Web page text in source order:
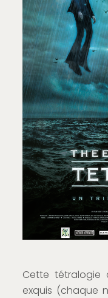
Cette tétralogie
exquis (chaque